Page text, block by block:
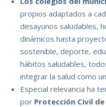
propios adaptados a
desayunos saludables,
dinámicos hasta
sostenible, deporte,
hábitos saludables,
integrar la salud como
Especial relevancia ha
por Protección Civil